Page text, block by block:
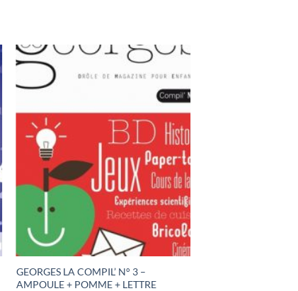
GEORGES LA COMPIL’ N° 3 –
AMPOULE + POMME + LETTRE